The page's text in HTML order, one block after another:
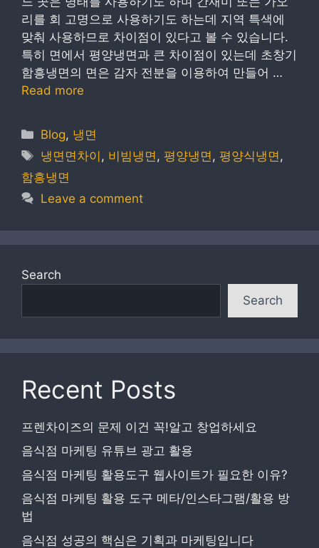
리를 회 고명으로 사용하기도 하는데 지역 특색에
맞춰 사용하므로 차이점이 있다고 볼 수 있습니다.
특히 면에서 평양냉면과 큰 차이점이 있는데 초창기
함흥냉면의 면은 감자 전분을 이용하여 만들어 …
Read more
Categories
Blog, 냉면
Tags
냉면면차이 , 비빔냉면 , 평양냉면 , 평양식냉면 ,
함흥냉면
Leave a comment
Search
Search
Recent Posts
프렌차이즈의 문제 이건 꼭!알고 창업하세요
음식점 마케팅 유튜브 광고 활용
음식점 마케팅 활용도구 웹사이트가 필요한 이유?
음식점 마케팅 활용 도구 메타/인스타그램/활용 방
법
음식점 성공의 핵심은 기획과 마케팅입니다